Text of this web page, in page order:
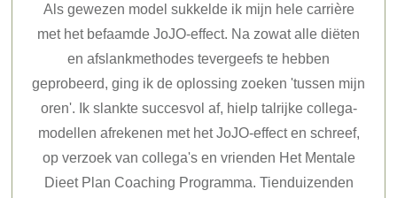
Als gewezen model sukkelde ik mijn hele carrière
met het befaamde JoJO-effect. Na zowat alle diëten
en afslankmethodes tevergeefs te hebben
geprobeerd, ging ik de oplossing zoeken 'tussen mijn
oren'. Ik slankte succesvol af, hielp talrijke collega-
modellen afrekenen met het JoJO-effect en schreef,
op verzoek van collega's en vrienden Het Mentale
Dieet Plan Coaching Programma. Tienduizenden